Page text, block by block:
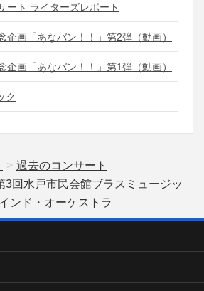
ート ライターズレポート
企画「あなバン！！」第2弾（動画）
企画「あなバン！！」第1弾（動画）
ク
過去のコンサート
3回水戸市民会館ブラスミュージッ
ンド・オーケストラ